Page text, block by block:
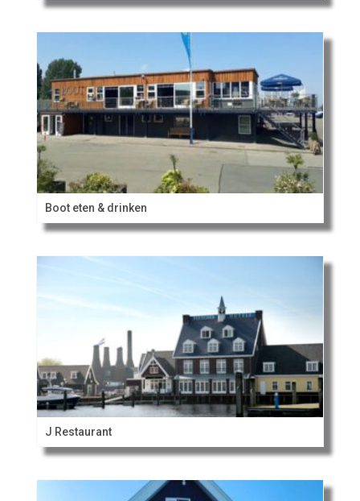
Boot eten & drinken
J Restaurant